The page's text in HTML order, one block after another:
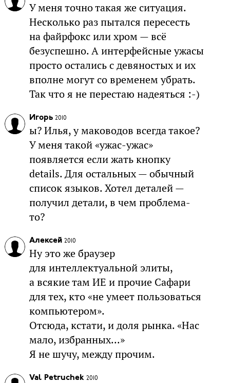
У меня точно такая же ситуация.
Несколько раз пытался пересесть
на файрфокс или хром — всё
безуспешно. А интерфейсные ужасы
просто остались с девяностых и их
вполне могут со временем убрать.
Так что я не перестаю надеяться :-)
Игорь 2010
ы? Илья, у маководов всегда такое?
У меня такой «ужас-ужас»
появляется если жать кнопку
details. Для остальных — обычный
список языков. Хотел деталей —
получил детали, в чем проблема-
то?
Алексей 2010
Ну это же браузер
для интеллектуальной элиты,
а всякие там ИЕ и прочие Сафари
для тех, кто «не умеет пользоваться
компьютером».
Отсюда, кстати, и доля рынка. «Нас
мало, избранных...»
Я не шучу, между прочим.
Val Petruchek 2010